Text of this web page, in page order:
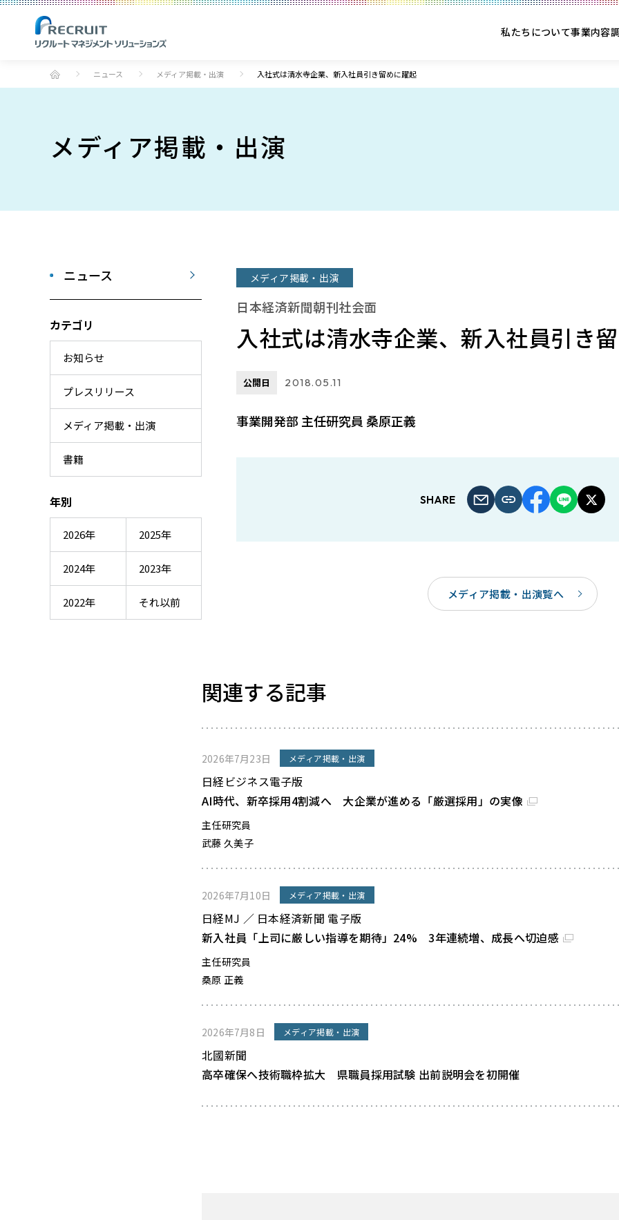
私たちについて事業内容
ニュース メディア掲載・出演 入社式は清水寺企業、新入社員引き留めに躍起
メディア掲載・出演
ニュース
カテゴリ
お知らせ
プレスリリース
メディア掲載・出演
書籍
年別
2026年 2025年
2024年 2023年
2022年 それ以前
メディア掲載・出演
日本経済新聞朝刊社会面
入社式は清水寺企業、新入社員引き
公開日 2018.05.11
事業開発部 主任研究員 桑原正義
SHARE
メディア掲載・出演覧へ
関連する記事
2026年7月23日 メディア掲載・出演
日経ビジネス電子版
AI時代、新卒採用4割減へ 大企業が進める「厳選採用」の実像
主任研究員
武藤 久美子
2026年7月10日 メディア掲載・出演
日経MJ ／ 日本経済新聞 電子版
新入社員「上司に厳しい指導を期待」24% 3年連続増、成長へ切迫感
主任研究員
桑原 正義
2026年7月8日 メディア掲載・出演
北國新聞
高卒確保へ技術職枠拡大 県職員採用試験 出前説明会を初開催